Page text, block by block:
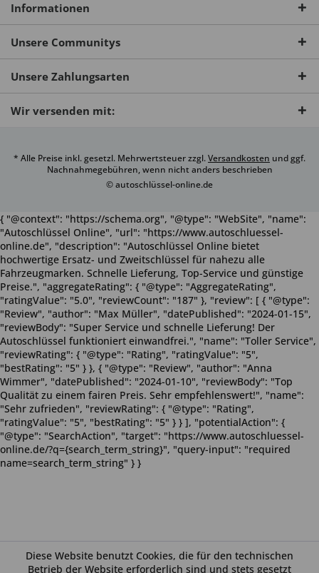
Informationen
Unsere Communitys
Unsere Zahlungsarten
Wir versenden mit:
* Alle Preise inkl. gesetzl. Mehrwertsteuer zzgl.Versandkosten und ggf.
Nachnahmegebühren, wenn nicht anders beschrieben
© autoschlüssel-online.de
Diese Website benutzt Cookies, die für den technischen
Betrieb der Website erforderlich sind und stets gesetzt
{ "@context": "https://schema.org", "@type": "WebSite", "name":
"Autoschlüssel Online", "url": "https://www.autoschluessel-
online.de", "description": "Autoschlüssel Online bietet
hochwertige Ersatz- und Zweitschlüssel für nahezu alle
Fahrzeugmarken. Schnelle Lieferung, Top-Service und günstige
Preise.", "aggregateRating": { "@type": "AggregateRating",
"ratingValue": "5.0", "reviewCount": "187" }, "review": [ { "@type":
"Review", "author": "Max Müller", "datePublished": "2024-01-15",
"reviewBody": "Super Service und schnelle Lieferung! Der
Autoschlüssel funktioniert einwandfrei.", "name": "Toller Service",
"reviewRating": { "@type": "Rating", "ratingValue": "5",
"bestRating": "5" } }, { "@type": "Review", "author": "Anna
Wimmer", "datePublished": "2024-01-10", "reviewBody": "Top
Qualität zu einem fairen Preis. Sehr empfehlenswert!", "name":
"Sehr zufrieden", "reviewRating": { "@type": "Rating",
"ratingValue": "5", "bestRating": "5" } } ], "potentialAction": {
"@type": "SearchAction", "target": "https://www.autoschluessel-
online.de/?q={search_term_string}", "query-input": "required
name=search_term_string" } }